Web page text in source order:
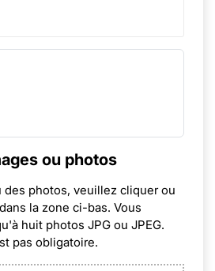
ou photos
des photos, veuillez cliquer ou
la zone ci-bas. Vous
huit photos JPG ou JPEG.
pas obligatoire.